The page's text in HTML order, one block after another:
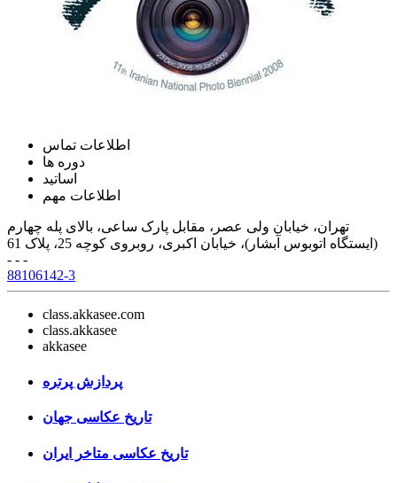
اطلاعات تماس
دوره ها
اساتید
اطلاعات مهم
تهران، خیابان ولی عصر، مقابل پارک ساعی، بالای پله چهارم
(ایستگاه اتوبوس آبشار)، خیابان اکبری، روبروی کوچه 25، پلاک 61
- - -
88106142-3
class.akkasee.com
class.akkasee
akkasee
پردازش پرتره
تاریخ عکاسی جهان
تاریخ عکاسی متاخر ایران